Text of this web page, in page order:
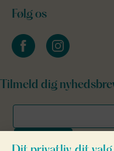
Følg os
facebookinstagram
Tilmeld dig